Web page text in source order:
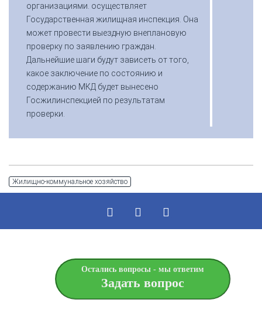
организациями. осуществляет
Государственная жилищная инспекция. Она
может провести выездную внеплановую
проверку по заявлению граждан.
Дальнейшие шаги будут зависеть от того,
какое заключение по состоянию и
содержанию МКД будет вынесено
Госжилинспекцией по результатам
проверки.
Жилищно-коммунальное хозяйство
Остались вопросы - мы ответим
Задать вопрос